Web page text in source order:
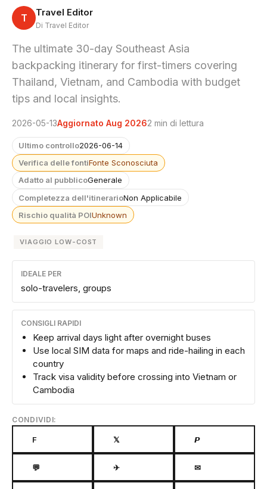
T Travel Editor
Di Travel Editor
The ultimate 30-day Southeast Asia
backpacking itinerary for first-timers covering
Thailand, Vietnam, and Cambodia with budget
tips and local insights.
2026-05-13Aggiornato Aug 20262 min di lettura
Ultimo controllo2026-06-14
Verifica delle fontiFonte Sconosciuta
Adatto al pubblicoGenerale
Completezza dell'itinerarioNon Applicabile
Rischio qualità POIUnknown
VIAGGIO LOW-COST
IDEALE PER
solo-travelers, groups
CONSIGLI RAPIDI
Keep arrival days light after overnight buses
Use local SIM data for maps and ride-hailing in each
country
Track visa validity before crossing into Vietnam or
Cambodia
CONDIVIDI:
F 𝕏 𝙋
💬 ✈ ✉